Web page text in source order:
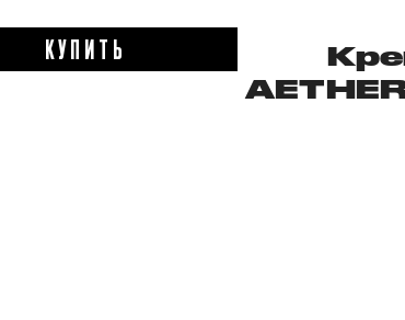
КУПИТЬ